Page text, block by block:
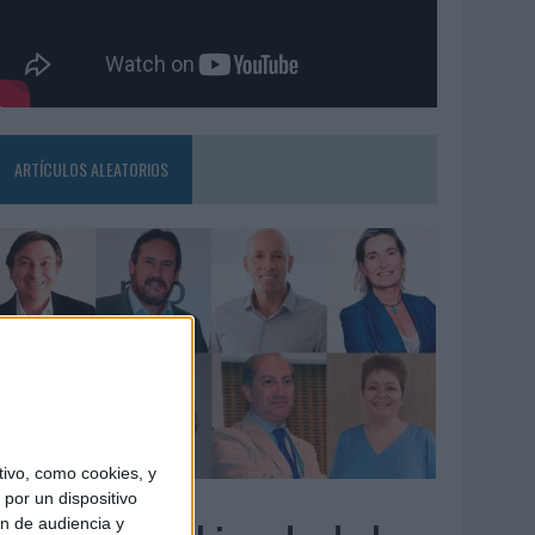
como cookies, y
un dispositivo
de audiencia y
ARTÍCULOS ALEATORIOS
08/2026